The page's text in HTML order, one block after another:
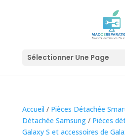
Sélectionner Une Page
Accueil / Pièces Détachée
Détachée Samsung/ Pièces
Galaxy S et accessoires de